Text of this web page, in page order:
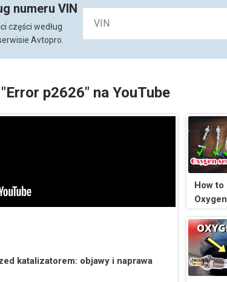
numeru VIN
części według
Avtopro.
p2626" na YouTube
katalizatorem: objawy i naprawa
How to
or not